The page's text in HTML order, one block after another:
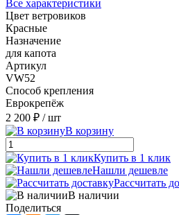
Все характеристики
Цвет ветровиков
Красные
Назначение
для капота
Артикул
VW52
Способ крепления
Еврокрепёж
2 200 ₽ / шт
В корзину
Купить в 1 клик
Нашли дешевле
Рассчитать
В наличии
Поделиться